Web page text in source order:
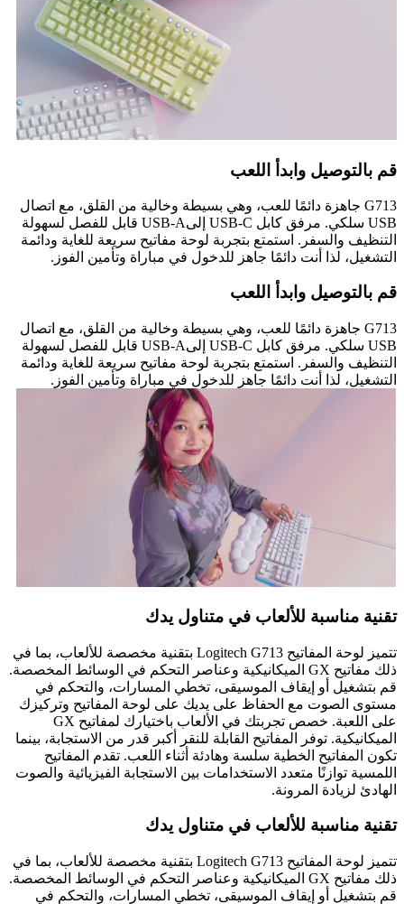
قم بالتوصيل وابدأ اللعب
G713 جاهزة دائمًا للعب، وهي بسيطة وخالية من القلق، مع اتصال
USB سلكي. مرفق كابل USB-C إلىUSB-A قابل للفصل لسهولة
التنظيف والسفر. استمتع بتجربة لوحة مفاتيح سريعة للغاية ودائمة
التشغيل، لذا أنت دائمًا جاهز للدخول في مباراة وتأمين الفوز.
قم بالتوصيل وابدأ اللعب
G713 جاهزة دائمًا للعب، وهي بسيطة وخالية من القلق، مع اتصال
USB سلكي. مرفق كابل USB-C إلىUSB-A قابل للفصل لسهولة
التنظيف والسفر. استمتع بتجربة لوحة مفاتيح سريعة للغاية ودائمة
التشغيل، لذا أنت دائمًا جاهز للدخول في مباراة وتأمين الفوز.
تقنية مناسبة للألعاب في متناول يدك
تتميز لوحة المفاتيح Logitech G713 بتقنية مخصصة للألعاب، بما في
ذلك مفاتيح GX الميكانيكية وعناصر التحكم في الوسائط المخصصة.
قم بتشغيل أو إيقاف الموسيقى، تخطي المسارات، والتحكم في
مستوى الصوت مع الحفاظ على يديك على لوحة المفاتيح وتركيزك
على اللعبة. خصص تجربتك في الألعاب باختيارك لمفاتيح GX
الميكانيكية. توفر المفاتيح القابلة للنقر أكبر قدر من الاستجابة، بينما
تكون المفاتيح الخطية سلسة وهادئة أثناء اللعب. تقدم المفاتيح
اللمسية توازنًا متعدد الاستخدامات بين الاستجابة الفيزيائية والصوت
الهادئ لزيادة المرونة.
تقنية مناسبة للألعاب في متناول يدك
تتميز لوحة المفاتيح Logitech G713 بتقنية مخصصة للألعاب، بما في
ذلك مفاتيح GX الميكانيكية وعناصر التحكم في الوسائط المخصصة.
قم بتشغيل أو إيقاف الموسيقى، تخطي المسارات، والتحكم في